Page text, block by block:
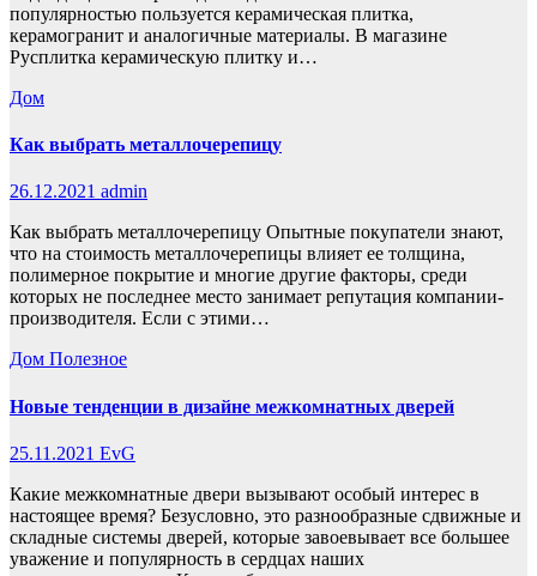
популярностью пользуется керамическая плитка,
керамогранит и аналогичные материалы. В магазине
Русплитка керамическую плитку и…
Дом
Как выбрать металлочерепицу
26.12.2021 admin
Как выбрать металлочерепицу Опытные покупатели знают,
что на стоимость металлочерепицы влияет ее толщина,
полимерное покрытие и многие другие факторы, среди
которых не последнее место занимает репутация компании-
производителя. Если с этими…
Дом Полезное
Новые тенденции в дизайне межкомнатных дверей
25.11.2021 EvG
Какие межкомнатные двери вызывают особый интерес в
настоящее время? Безусловно, это разнообразные сдвижные и
складные системы дверей, которые завоевывает все большее
уважение и популярность в сердцах наших